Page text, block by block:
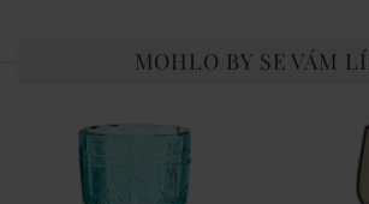
MOHLO BY SE VÁM